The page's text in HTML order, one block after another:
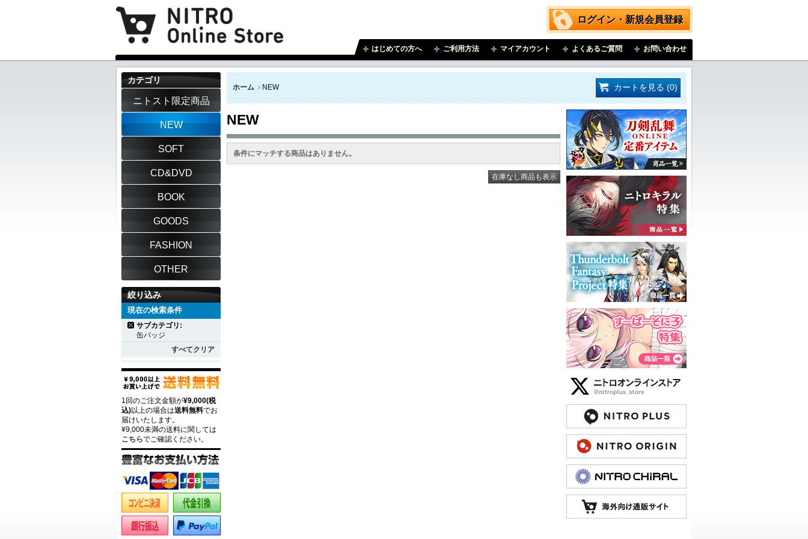
ログイン・新規会員登録
はじめての方へ ご利用方法 マイアカウント よくあるご質問 お問い合わせ
ホーム NEW カートを見る (0)
NEW
条件にマッチする商品はありません。
在庫なし商品も表示
カテゴリ
ニトスト限定商品
NEW
SOFT
CD&DVD
BOOK
GOODS
FASHION
OTHER
絞り込み
現在の検索条件
サブカテゴリ:
缶バッジ
すべてクリア
1回のご注文金額が¥9,000(税
込)以上の場合は送料無料でお
届けいたします。
¥9,000未満の送料に関しては
こちらでご確認ください。